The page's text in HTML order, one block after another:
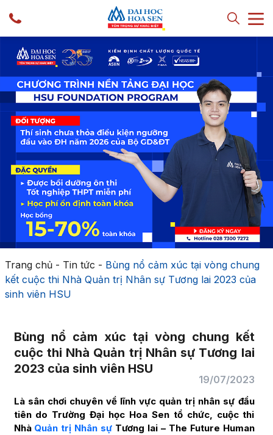
Trang chủ- Tin tức - Bùng nổ cảm xúc tại vòng chung
kết cuộc thi Nhà Quản trị Nhân sự Tương lai 2023 của
sinh viên HSU
Bùng nổ cảm xúc tại vòng chung kết
cuộc thi Nhà Quản trị Nhân sự Tương lai
2023 của sinh viên HSU
19/07/2023
Là sân chơi chuyên về lĩnh vực quản trị nhân sự đầu
tiên do Trường Đại học Hoa Sen tổ chức, cuộc thi
Nhà Quản trị Nhân sự Tương lai – The Future Human